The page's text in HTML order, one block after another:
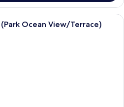
Eine Küstenlandschaft mit einer
Ocean View/Terrace)